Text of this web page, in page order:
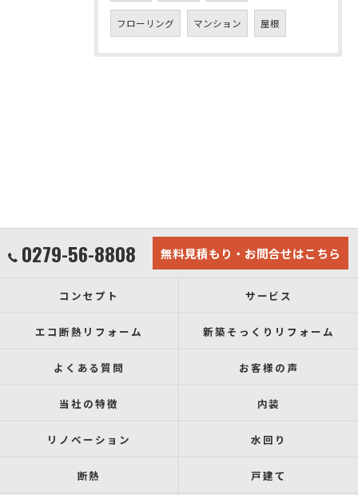
フローリング マンション 屋根
0279-56-8808 無料見積もり・お問合せはこちら
コンセプト サービス
エコ断熱リフォーム 新築そっくりリフォーム
よくある質問 お客様の声
当社の特徴 内装
リノベーション 水回り
断熱 戸建て